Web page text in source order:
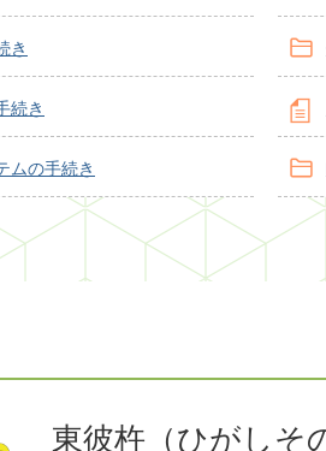
き
続き
ムの手続き
東彼杵（ひがしそ